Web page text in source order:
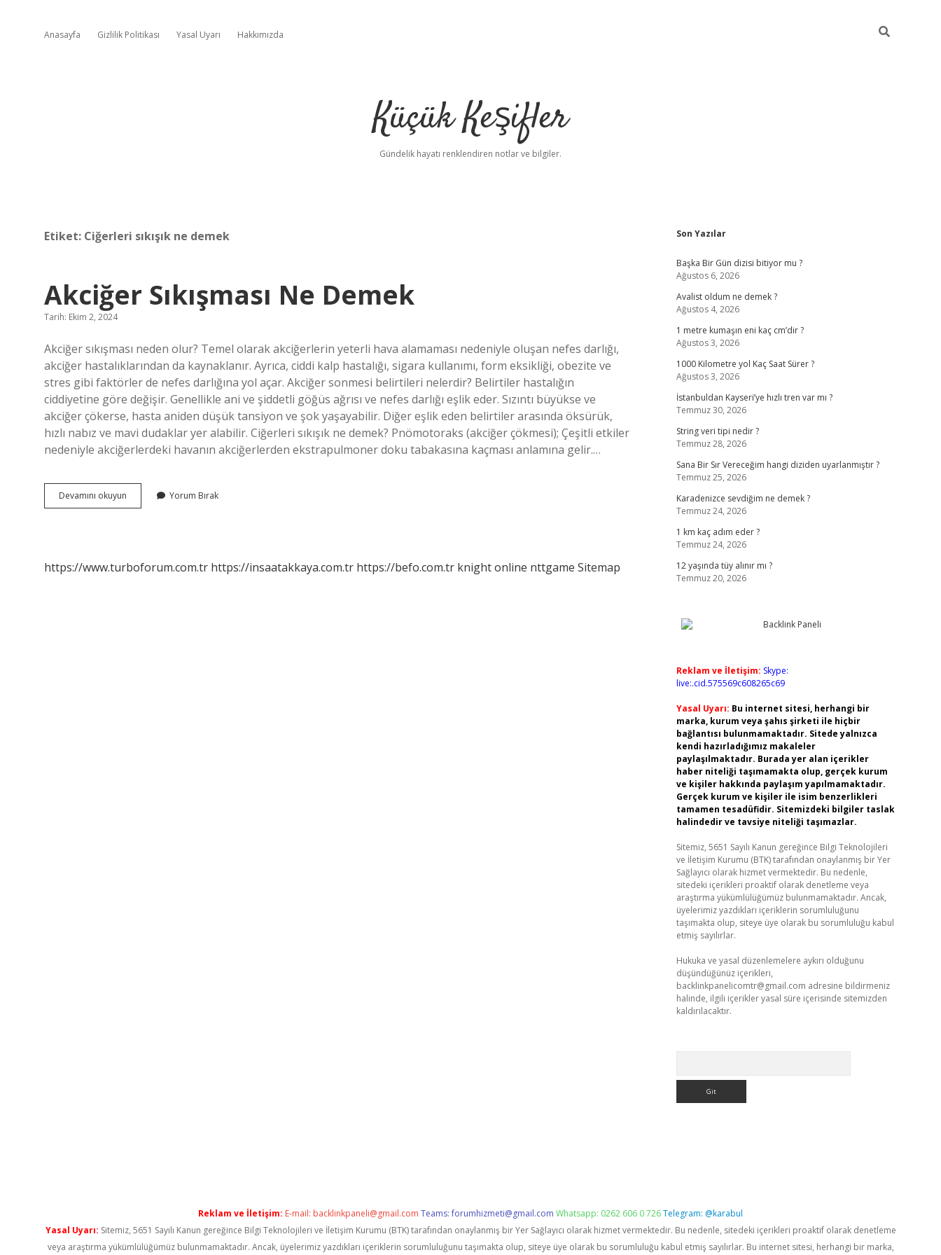
Anasayfa Gizlilik Politikası Yasal Uyarı Hakkımızda
Küçük Keşifler
Gündelik hayatı renklendiren notlar ve bilgiler.
Etiket: Ciğerleri sıkışık ne demek
Akciğer Sıkışması Ne Demek
Tarih: Ekim 2, 2024
Akciğer sıkışması neden olur? Temel olarak akciğerlerin yeterli hava alamaması nedeniyle oluşan nefes darlığı,
akciğer hastalıklarından da kaynaklanır. Ayrıca, ciddi kalp hastalığı, sigara kullanımı, form eksikliği, obezite ve
stres gibi faktörler de nefes darlığına yol açar. Akciğer sonmesi belirtileri nelerdir? Belirtiler hastalığın
ciddiyetine göre değişir. Genellikle ani ve şiddetli göğüs ağrısı ve nefes darlığı eşlik eder. Sızıntı büyükse ve
akciğer çökerse, hasta aniden düşük tansiyon ve şok yaşayabilir. Diğer eşlik eden belirtiler arasında öksürük,
hızlı nabız ve mavi dudaklar yer alabilir. Ciğerleri sıkışık ne demek? Pnömotoraks (akciğer çökmesi); Çeşitli etkiler
nedeniyle akciğerlerdeki havanın akciğerlerden ekstrapulmoner doku tabakasına kaçması anlamına gelir.…
Devamını okuyun
Sıkışması
Yorum Bırak
https://www.turboforum.com.tr https://insaatakkaya.com.tr https://befo.com.tr knight online nttgame Sitemap
Sidebar
Son Yazılar
Başka Bir Gün dizisi bitiyor mu ?
Ağustos 6, 2026
Avalist oldum ne demek ?
Ağustos 4, 2026
1 metre kumaşın eni kaç cm’dir ?
Ağustos 3, 2026
1000 Kilometre yol Kaç Saat Sürer ?
Ağustos 3, 2026
İstanbuldan Kayseri’ye hızlı tren var mı ?
Temmuz 30, 2026
String veri tipi nedir ?
Temmuz 28, 2026
Sana Bir Sır Vereceğim hangi diziden uyarlanmıştır ?
Temmuz 25, 2026
Karadenizce sevdiğim ne demek ?
Temmuz 24, 2026
1 km kaç adım eder ?
Temmuz 24, 2026
12 yaşında tüy alınır mı ?
Temmuz 20, 2026
Reklam ve İletişim: Skype:
live:.cid.575569c608265c69
Yasal Uyarı: Bu internet sitesi, herhangi bir
marka, kurum veya şahıs şirketi ile hiçbir
bağlantısı bulunmamaktadır. Sitede yalnızca
kendi hazırladığımız makaleler
paylaşılmaktadır. Burada yer alan içerikler
haber niteliği taşımamakta olup, gerçek kurum
ve kişiler hakkında paylaşım yapılmamaktadır.
Gerçek kurum ve kişiler ile isim benzerlikleri
tamamen tesadüfidir. Sitemizdeki bilgiler taslak
halindedir ve tavsiye niteliği taşımazlar.
Sitemiz, 5651 Sayılı Kanun gereğince Bilgi Teknolojileri
ve İletişim Kurumu (BTK) tarafından onaylanmış bir Yer
Sağlayıcı olarak hizmet vermektedir. Bu nedenle,
sitedeki içerikleri proaktif olarak denetleme veya
araştırma yükümlülüğümüz bulunmamaktadır. Ancak,
üyelerimiz yazdıkları içeriklerin sorumluluğunu
taşımakta olup, siteye üye olarak bu sorumluluğu kabul
etmiş sayılırlar.
Hukuka ve yasal düzenlemelere aykırı olduğunu
düşündüğünüz içerikleri,
backlinkpanelicomtr@gmail.com adresine bildirmeniz
halinde, ilgili içerikler yasal süre içerisinde sitemizden
kaldırılacaktır.
Reklam ve İletişim: E-mail: backlinkpaneli@gmail.com Teams:forumhizmeti@gmail.com Whatsapp: 0262 606 0 726Telegram: @karabul
Yasal Uyarı: Sitemiz, 5651 Sayılı Kanun gereğince Bilgi Teknolojileri ve İletişim Kurumu (BTK) tarafından onaylanmış bir Yer Sağlayıcı olarak hizmet vermektedir. Bu nedenle, sitedeki içerikleri proaktif olarak denetleme
veya araştırma yükümlülüğümüz bulunmamaktadır. Ancak, üyelerimiz yazdıkları içeriklerin sorumluluğunu taşımakta olup, siteye üye olarak bu sorumluluğu kabul etmiş sayılırlar. Bu internet sitesi, herhangi bir marka,